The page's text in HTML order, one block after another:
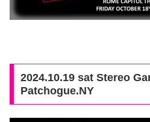
2024.10.19 sat Stereo
Patchogue.NY